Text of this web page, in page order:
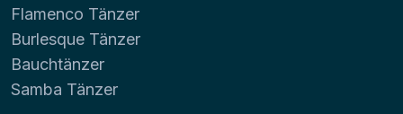
Flamenco Tänzer
Burlesque Tänzer
Bauchtänzer
Samba Tänzer